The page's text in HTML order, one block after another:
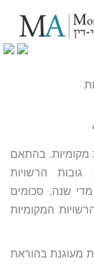
למעלה מ- 200 רשויות מקומיות. בהתאם
הרשויות
שנה. סכומים
המקומיות
מעוגנת בהוראת